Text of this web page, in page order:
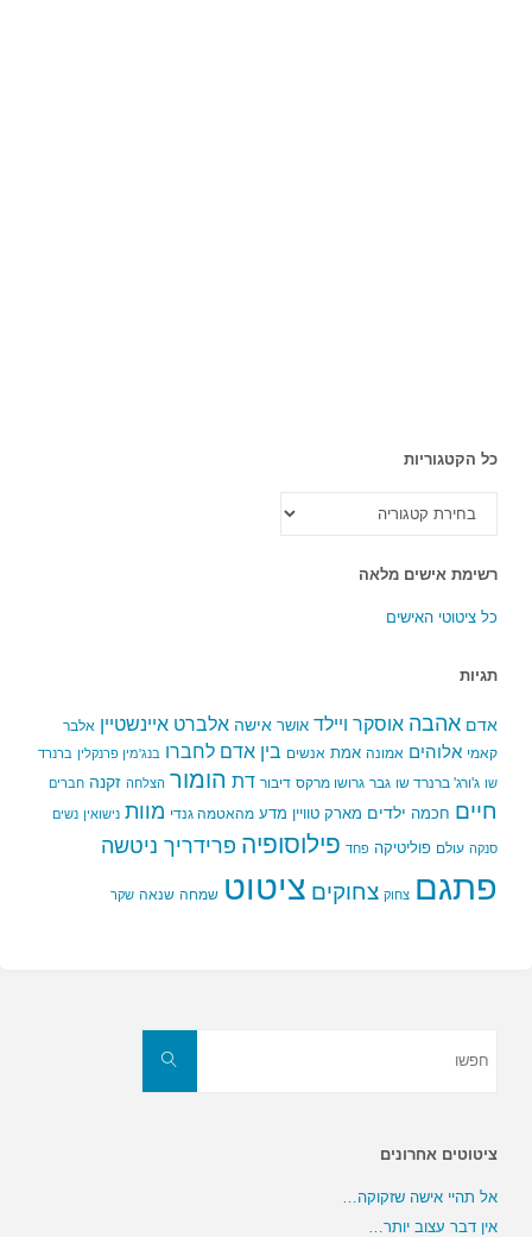
כל הקטגוריות
הקטגוריות
רשימת אישים מלאה
כל ציטוטי האישים
תגיות
אדם אהבה אוסקר ויילד אושר אישה אלברט איינשטיין אלבר
קאמי אלוהים אמונה אמת אנשים בין אדם לחברו בנג'מין פרנקלין ברנרד
שו ג'ורג' ברנרד שו גבר גרושו מרקס דיבור דת הומור הצלחה זקנה חברים
חיים חכמה ילדים מארק טוויין מדע מהאטמה גנדי מוות נישואין נשים
סנקה עולם פוליטיקה פחד פילוסופיה פרידריך ניטשה
פתגם צחוק צחוקים ציטוט שמחה שנאה שקר
חפשו
ציטוטים אחרונים
אל תהיי אישה שזקוקה…
אין דבר עצוב יותר…